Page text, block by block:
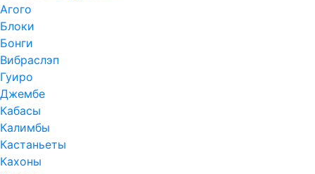
Агого
Блоки
Бонги
Вибраслэп
Гуиро
Джембе
Кабасы
Калимбы
Кастаньеты
Кахоны